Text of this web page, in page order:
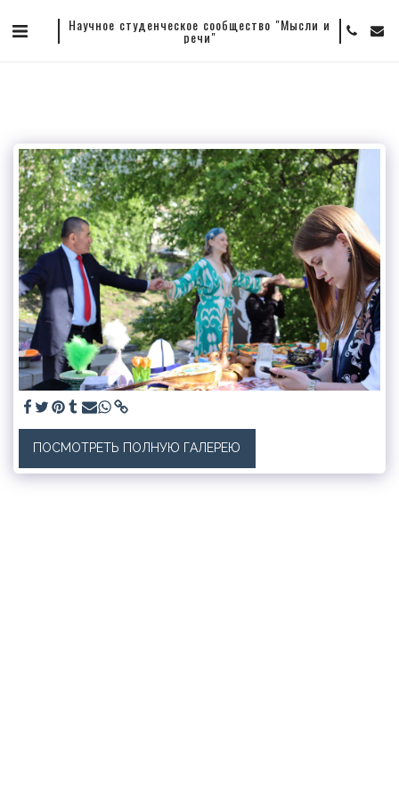
Научное студенческое сообщество "Мысли и
речи"
ПОСМОТРЕТЬ ПОЛНУЮ ГАЛЕРЕЮ